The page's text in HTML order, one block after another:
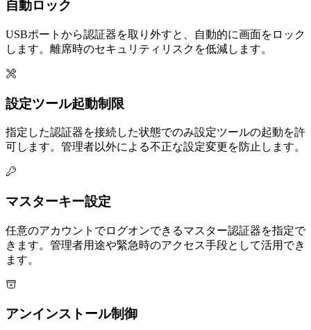
自動ロック
USBポートから認証器を取り外すと、自動的に画面をロック
します。離席時のセキュリティリスクを低減します。
設定ツール起動制限
指定した認証器を接続した状態でのみ設定ツールの起動を許
可します。管理者以外による不正な設定変更を防止します。
マスターキー設定
任意のアカウントでログオンできるマスター認証器を指定で
きます。管理者用途や緊急時のアクセス手段として活用でき
ます。
アンインストール制御